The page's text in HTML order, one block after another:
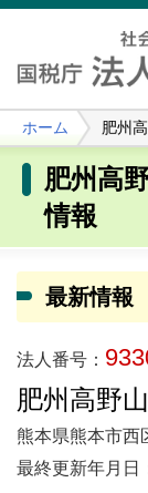
ホーム 肥州
肥州高
情報
最新情報
法人番号：
肥州高野
熊本県熊本市西
最終更新年月日